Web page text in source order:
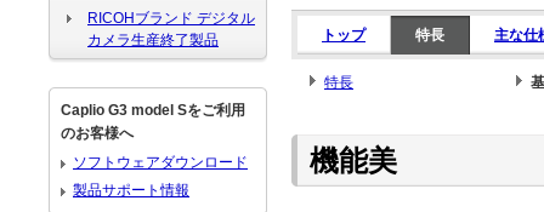
トップ 特長 主な仕
特長
機能美
RICOHブランド デジタル
カメラ生産終了製品
Caplio G3 model Sをご利用
のお客様へ
ソフトウェアダウンロード
製品サポート情報